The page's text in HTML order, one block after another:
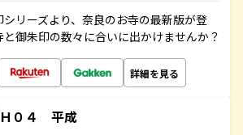
リーズより、奈良のお寺の最新版が登
御朱印の数々に合いに出かけませんか？
詳細を見る
Ｈ０４ 平成